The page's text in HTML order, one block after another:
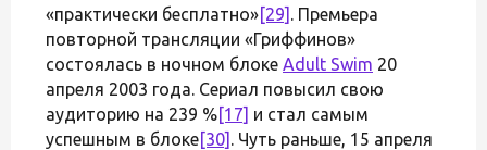
«практически бесплатно»[29] . Премьера
повторной трансляции «Гриффинов»
состоялась в ночном блоке Adult Swim 20
апреля 2003 года. Сериал повысил свою
аудиторию на 239 %[17] и стал самым
успешным в блоке[30] . Чуть раньше, 15 апреля